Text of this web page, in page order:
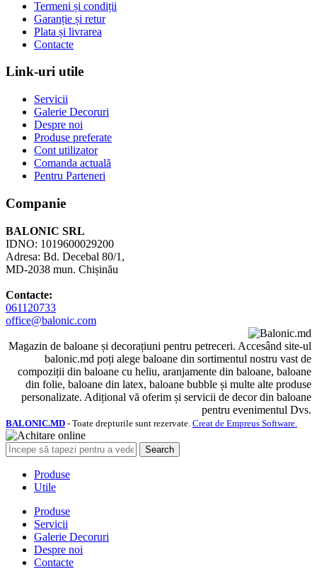
Termeni și condiții
Garanție și retur
Plata și livrarea
Contacte
Link-uri utile
Servicii
Galerie Decoruri
Despre noi
Produse preferate
Cont utilizator
Comanda actuală
Pentru Parteneri
Companie
BALONIC SRL
IDNO: 1019600029200
Adresa: Bd. Decebal 80/1,
MD-2038 mun. Chișinău
Contacte:
061120733
office@balonic.com
Magazin de baloane și decorațiuni pentru petreceri. Accesând site-ul
balonic.md poți alege baloane din sortimentul nostru vast de
compoziții din baloane cu heliu, aranjamente din baloane, baloane
din folie, baloane din latex, baloane bubble și multe alte produse
personalizate. Adițional vă oferim și servicii de decor din baloane
pentru evenimentul Dvs.
BALONIC.MD - Toate drepturile sunt rezervate. Creat de Empreus Software.
Search
Produse
Utile
Produse
Servicii
Galerie Decoruri
Despre noi
Contacte